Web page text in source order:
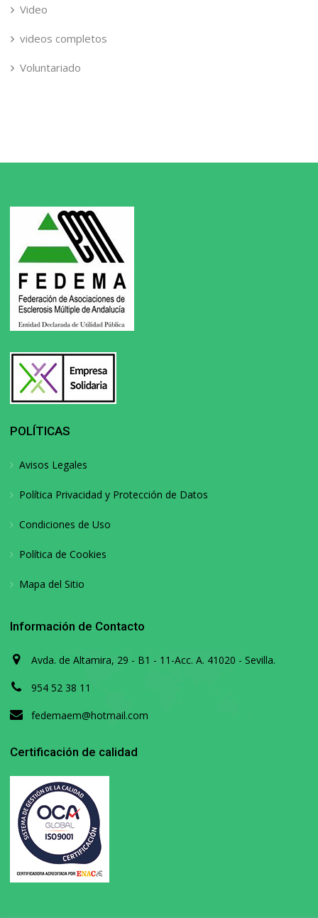
Video
videos completos
Voluntariado
POLÍTICAS
Avisos Legales
Política Privacidad y Protección de Datos
Condiciones de Uso
Política de Cookies
Mapa del Sitio
Información de Contacto
Avda. de Altamira, 29 - B1 - 11-Acc. A. 41020 - Sevilla.
954 52 38 11
fedemaem@hotmail.com
Certificación de calidad